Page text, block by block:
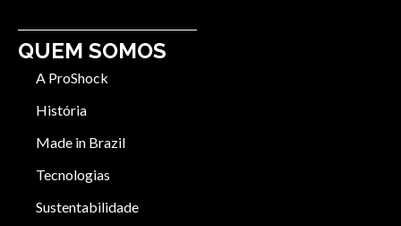
QUEM SOMOS
A ProShock
História
Made in Brazil
Tecnologias
Sustentabilidade